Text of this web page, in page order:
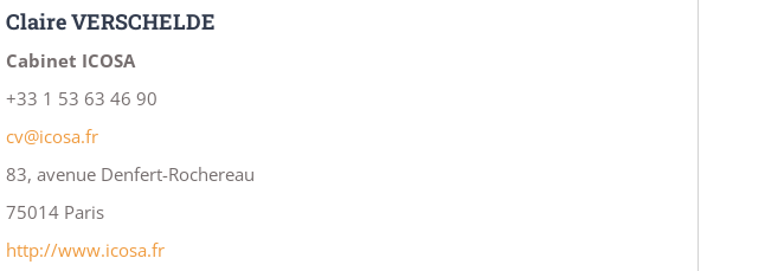
Claire VERSCHELDE
Cabinet ICOSA
+33 1 53 63 46 90
cv@icosa.fr
83, avenue Denfert-Rochereau
75014 Paris
http://www.icosa.fr